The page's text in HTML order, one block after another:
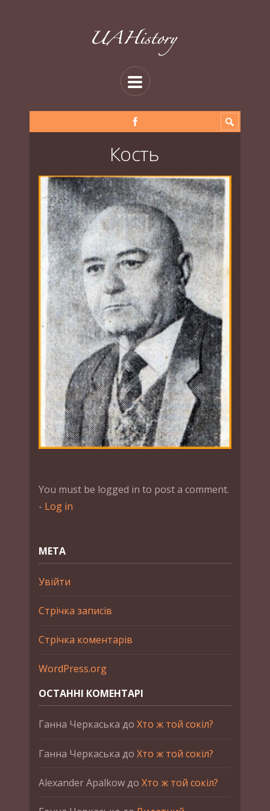
Кость
You must be logged in to post a comment.
- Log in
МЕТА
Увійти
Стрічка записів
Стрічка коментарів
WordPress.org
ОСТАННІ КОМЕНТАРІ
Ганна Черкаська до Хто ж той сокіл?
Ганна Черкаська до Хто ж той сокіл?
Alexander Apalkowдо Хто ж той сокіл?